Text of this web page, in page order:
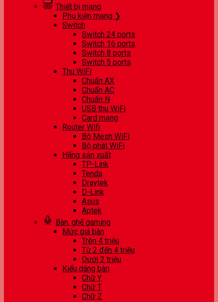
Thiết bị mạng
Phụ kiện mạng ❯
Switch
Switch 24 ports
Switch 16 ports
Switch 8 ports
Switch 5 ports
Thu WiFi
Chuẩn AX
Chuẩn AC
Chuẩn N
USB thu WiFi
Card mạng
Router Wifi
Bộ Mesh WiFi
Bộ phát WiFi
Hãng sản xuất
TP-Link
Tenda
Draytek
D-Link
Asus
Aptek
Bàn, ghế gaming
Mức giá bàn
Trên 4 triệu
Từ 2 đến 4 triệu
Dưới 2 triệu
Kiểu dáng bàn
Chữ Y
Chữ T
Chữ Z